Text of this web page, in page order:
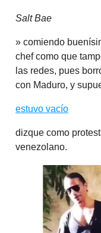
Salt Bae
» comiendo
chef como que
las redes, pues
con Maduro, y
estuvo vacío
dizque como
venezolano.